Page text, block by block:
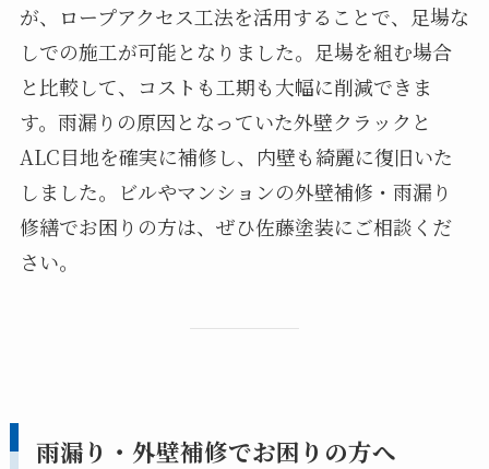
が、ロープアクセス工法を活用することで、足場な
しでの施工が可能となりました。足場を組む場合
と比較して、コストも工期も大幅に削減できま
す。雨漏りの原因となっていた外壁クラックと
ALC目地を確実に補修し、内壁も綺麗に復旧いた
しました。ビルやマンションの外壁補修・雨漏り
修繕でお困りの方は、ぜひ佐藤塗装にご相談くだ
さい。
雨漏り・外壁補修でお困りの方へ